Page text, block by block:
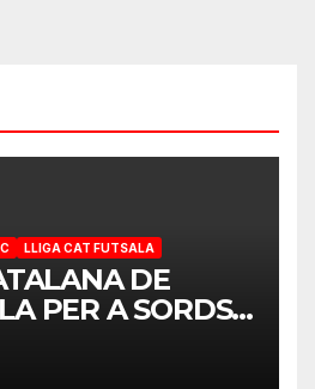
LLIGA CAT FUTSALA
DE
PER A SORDS